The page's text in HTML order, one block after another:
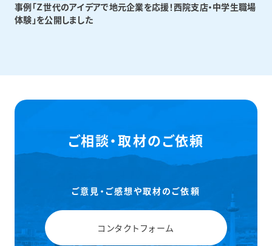
事例「Ｚ世代のアイデアで地元企業を応援！西院支店・中学生職場
体験」を公開しました
ご相談・取材のご依頼
ご意見・ご感想や取材のご依頼
コンタクトフォーム